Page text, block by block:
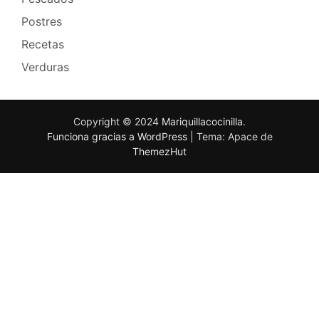
Postres
Recetas
Verduras
Copyright © 2024 Mariquillacocinilla.
Funciona gracias a WordPress
Tema: Apace de
ThemezHut